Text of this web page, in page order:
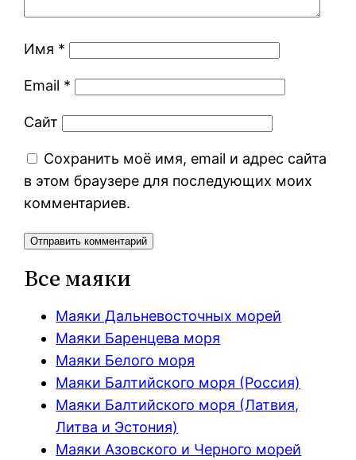
Имя *
Email *
Сайт
Сохранить моё имя, email и адрес сайта
в этом браузере для последующих моих
комментариев.
Все маяки
Маяки Дальневосточных морей
Маяки Баренцева моря
Маяки Белого моря
Маяки Балтийского моря (Россия)
Маяки Балтийского моря (Латвия,
Литва и Эстония)
Маяки Азовского и Черного морей